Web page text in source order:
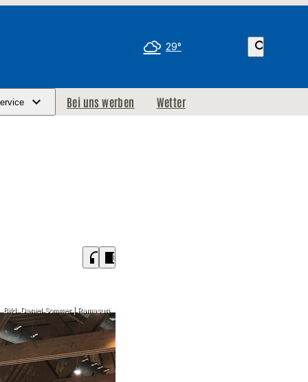
29° search
Bei uns werben Wetter
headphones chrome_reader_mode
Bild: Daniel Sommer | Ramasuri